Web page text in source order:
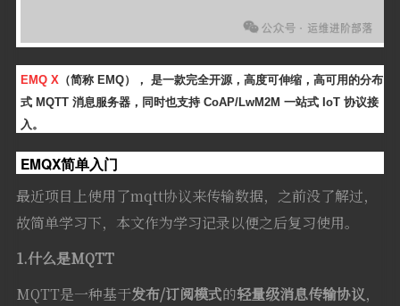
EMQ X （简称 EMQ）， 是一款完全开源，高度可伸缩，高可用的分布
式 MQTT 消息服务器，同时也支持 CoAP/LwM2M 一站式 IoT 协议接
入。
EMQX简单入门
最近项目上使用了mqtt协议来传输数据，之前没了解过，
故简单学习下，本文作为学习记录以便之后复习使用。
1.什么是MQTT
MQTT是一种基于发布/订阅模式的轻量级消息传输协议，